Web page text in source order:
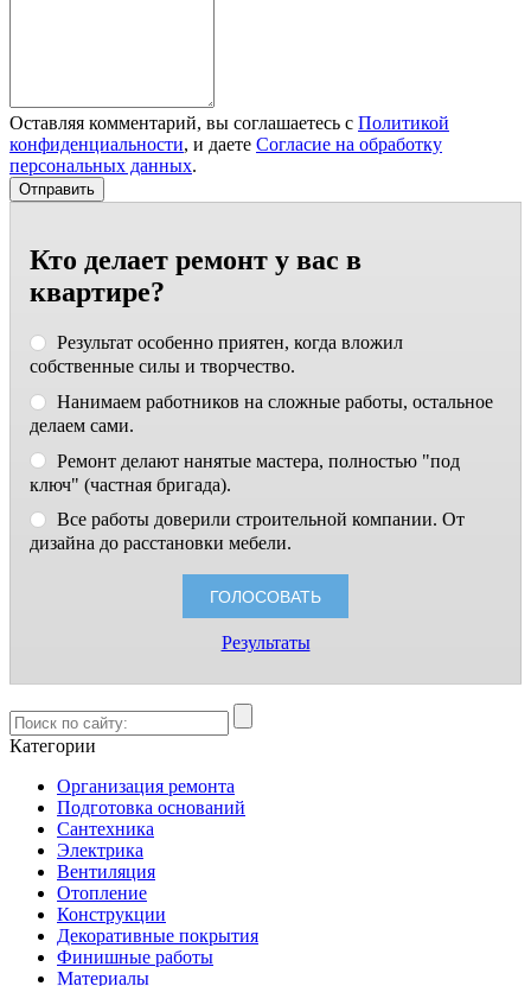
Оставляя комментарий, вы соглашаетесь с Политикой
конфиденциальности, и даете Согласие на обработку
персональных данных.
Кто делает ремонт у вас в
квартире?
Результат особенно приятен, когда вложил
собственные силы и творчество.
Нанимаем работников на сложные работы, остальное
делаем сами.
Ремонт делают нанятые мастера, полностью "под
ключ" (частная бригада).
Все работы доверили строительной компании. От
дизайна до расстановки мебели.
Результаты
Категории
Организация ремонта
Подготовка оснований
Сантехника
Электрика
Вентиляция
Отопление
Конструкции
Декоративные покрытия
Финишные работы
Материалы